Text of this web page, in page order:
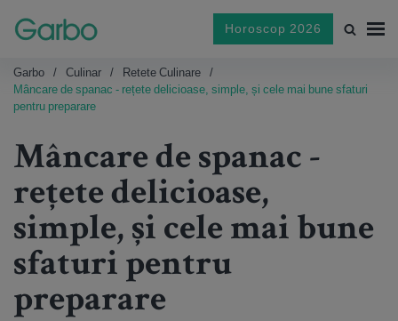
Horoscop 2026
Garbo Culinar
Retete Culinare
Mâncare de spanac - rețete delicioase, simple, și cele mai bune sfaturi
pentru preparare
Mâncare de spanac -
rețete delicioase,
simple, și cele mai bune
sfaturi pentru
preparare